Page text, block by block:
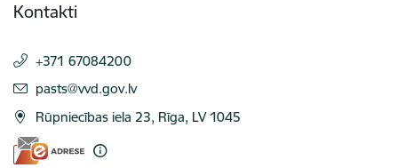
Kontakti
+371 67084200
E-pasts:
pasts@vvd.gov.lv
Rūpniecības iela 23, Rīga, LV 1045